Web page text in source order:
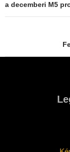
a decemberi M5